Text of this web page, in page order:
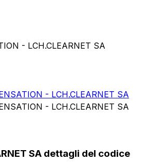
- LCH.CLEARNET SA
- LCH.CLEARNET SA
- LCH.CLEARNET SA
SA dettagli del codice